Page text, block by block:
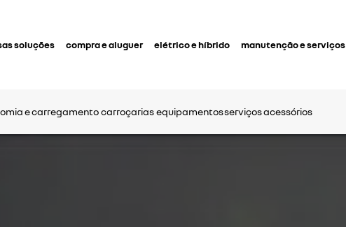
soluções compra e aluguer elétrico e híbrido manutenção e serviços
e carregamento carroçariasequipamentosserviçosacessórios